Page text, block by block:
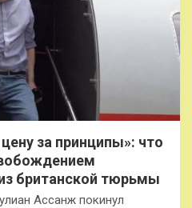
за принципы»: что
британской тюрьмы
Ассанж покинул